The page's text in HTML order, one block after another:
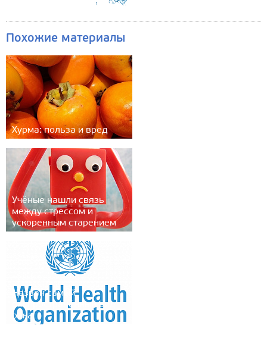
Похожие материалы
Хурма: польза и вред
Учёные нашли связь
между стрессом и
ускоренным старением
Назван самый
распространённый вид
рака